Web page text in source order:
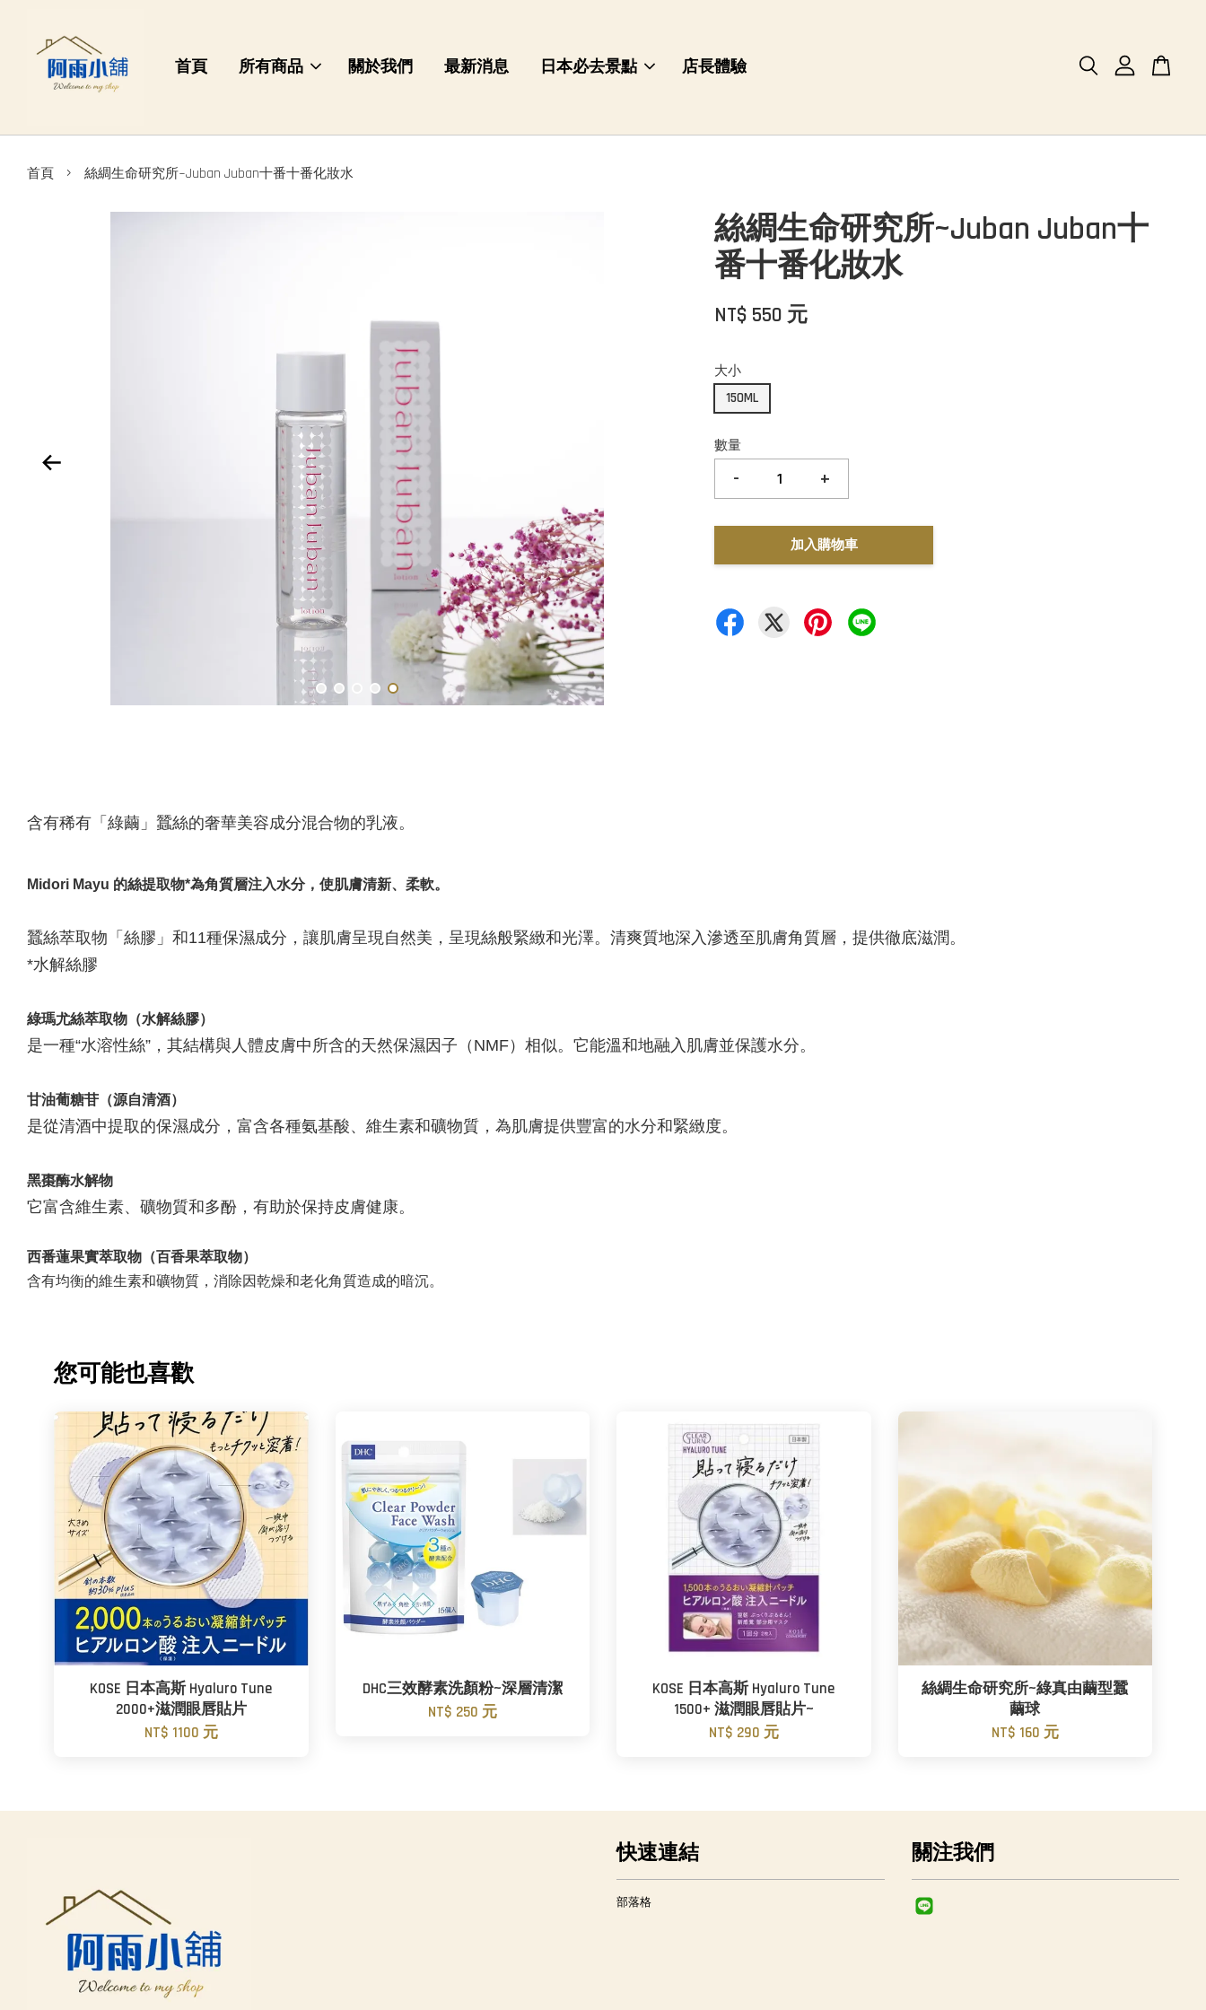
首頁 所有商品 關於我們 最新消息 日本必去景點 店長體驗
首頁 › 絲綢生命研究所~Juban Juban十番十番化妝水
絲綢生命研究所~Juban Juban十
番十番化妝水
NT$ 550 元
大小
150ML
數量
- +
加入購物車
含有稀有「綠繭」蠶絲的奢華美容成分混合物的乳液。
Midori Mayu 的絲提取物*為角質層注入水分，使肌膚清新、柔軟。
蠶絲萃取物「絲膠」和11種保濕成分，讓肌膚呈現自然美，呈現絲般緊緻和光澤。清爽質地深入滲透至肌膚角質層，提供徹底滋潤。
*水解絲膠
綠瑪尤絲萃取物（水解絲膠）
是一種“水溶性絲”，其結構與人體皮膚中所含的天然保濕因子（NMF）相似。它能溫和地融入肌膚並保護水分。
甘油葡糖苷（源自清酒）
是從清酒中提取的保濕成分，富含各種氨基酸、維生素和礦物質，為肌膚提供豐富的水分和緊緻度。
黑棗酶水解物
它富含維生素、礦物質和多酚，有助於保持皮膚健康。
西番蓮果實萃取物（百香果萃取物）
含有均衡的維生素和礦物質，消除因乾燥和老化角質造成的暗沉。
您可能也喜歡
KOSE 日本高斯 Hyaluro Tune
2000+滋潤眼唇貼片
NT$ 1100 元
DHC三效酵素洗顏粉~深層清潔
NT$ 250 元
KOSE 日本高斯 Hyaluro Tune
1500+ 滋潤眼唇貼片~
NT$ 290 元
絲綢生命研究所~綠真由繭型蠶
繭球
NT$ 160 元
快速連結
部落格
關注我們